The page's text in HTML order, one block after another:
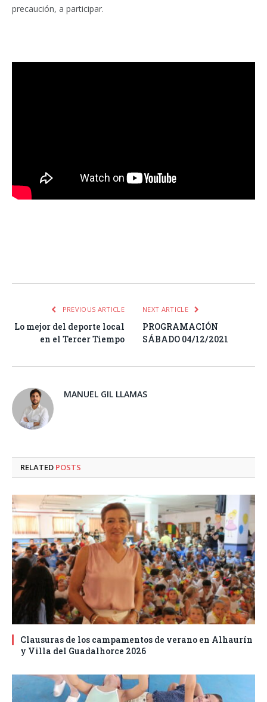
precaución, a participar.
PREVIOUS ARTICLE
Lo mejor del deporte local
en el Tercer Tiempo
NEXT ARTICLE
PROGRAMACIÓN
SÁBADO 04/12/2021
MANUEL GIL LLAMAS
RELATED POSTS
Clausuras de los campamentos de verano en Alhaurín
y Villa del Guadalhorce 2026